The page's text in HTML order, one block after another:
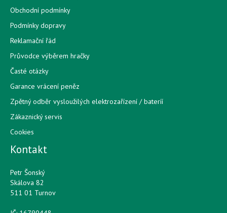
Obchodní podmínky
Podmínky dopravy
Reklamační řád
Průvodce výběrem hračky
Časté otázky
Garance vrácení peněz
Zpětný odběr vysloužilých elektrozařízení / bateríí
Zákaznický servis
Cookies
Kontakt
Petr Šonský
Skálova 82
511 01 Turnov